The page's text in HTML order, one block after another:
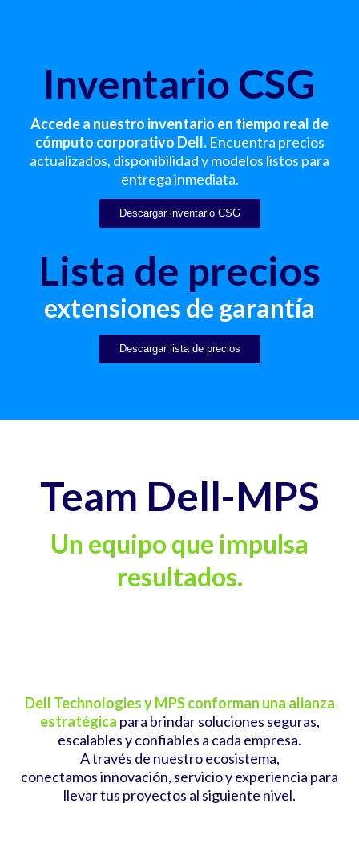
Inventario CSG
Accede a nuestro inventario en tiempo real de
cómputo corporativo Dell. Encuentra precios
actualizados, disponibilidad y modelos listos para
entrega inmediata.
Descargar inventario CSG
Lista de precios
extensiones de garantía
Descargar lista de precios
Team Dell-MPS
Un equipo que impulsa
resultados.
Dell Technologies y MPS conforman una alianza
estratégica para brindar soluciones seguras,
escalables y confiables a cada empresa.
A través de nuestro ecosistema,
conectamos innovación, servicio y experiencia para
llevar tus proyectos al siguiente nivel.